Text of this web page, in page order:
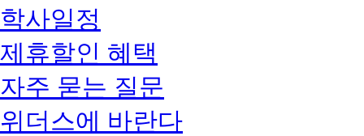
학사일정
제휴할인 혜택
자주 묻는 질문
위더스에 바란다